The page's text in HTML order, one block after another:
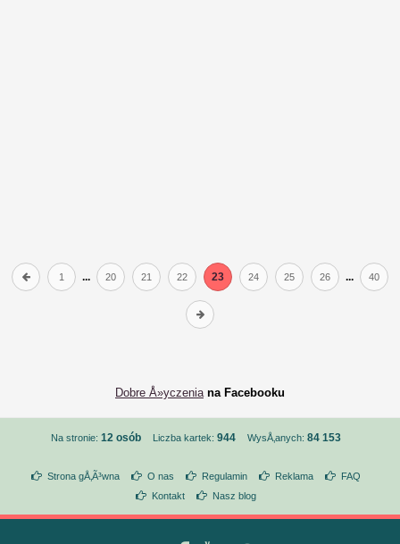
1 ... 20 21 22 23 24 25 26 ... 40
Dobre Å»yczenia na Facebooku
Na stronie: 12 osób Liczba kartek: 944 WysÅ‚anych: 84 153
Strona gÅ‚Ã³wna O nas Regulamin Reklama
FAQ
Kontakt
Nasz blog